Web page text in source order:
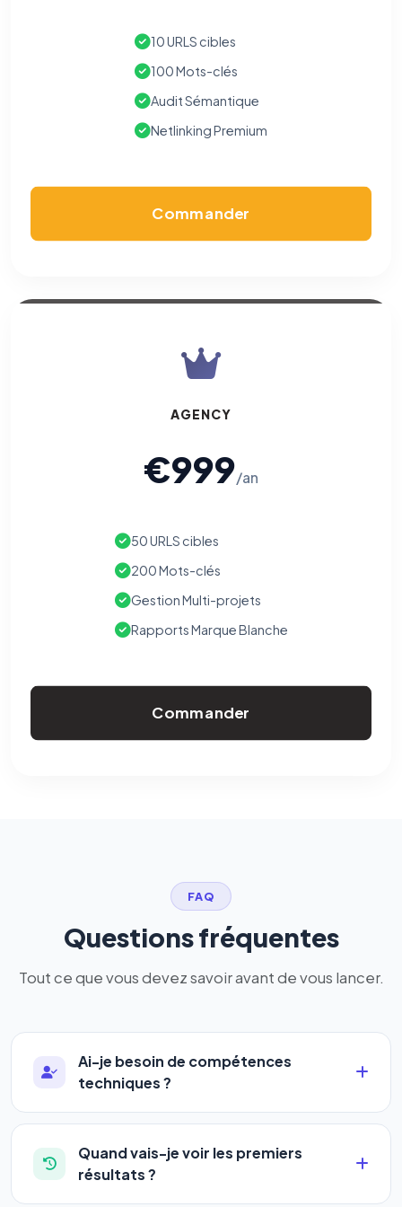
10 URLS cibles
100 Mots-clés
Audit Sémantique
Netlinking Premium
Commander
AGENCY
€999/an
50 URLS cibles
200 Mots-clés
Gestion Multi-projets
Rapports Marque Blanche
Commander
FAQ
Questions fréquentes
Tout ce que vous devez savoir avant de vous lancer.
Ai-je besoin de compétences
techniques ?
Absolument pas. Notre logiciel a été conçu pour
être accessible àtous les profils: artisans,
commerçants, auto-entrepreneurs, PME ou
Quand vais-je voir les premiers
résultats ?